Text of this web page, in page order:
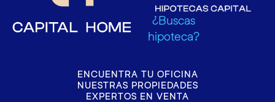
¿Buscas
hipoteca?
ENCUENTRA TU OFICINA
NUESTRAS PROPIEDADES
EXPERTOS EN VENTA